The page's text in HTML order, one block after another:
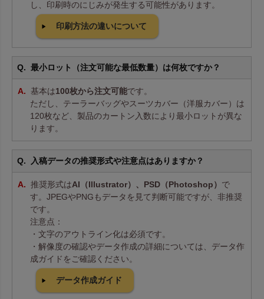
し、印刷時のにじみが発生する可能性があります。
印刷方法の違いについて
最小ロット（注文可能な最低数量）は何枚ですか？
基本は100枚から注文可能です。
ただし、テーラーバッグやスーツカバー（洋服カバー）は
120枚など、製品のカートン入数により最小ロットが異な
ります。
入稿データの推奨形式や注意点はありますか？
推奨形式はAI（Illustrator）、PSD（Photoshop） で
す。JPEGやPNGもデータを見て判断可能ですが、非推奨
です。
注意点：
・文字のアウトライン化は必須です。
・解像度の確認やデータ作成の詳細については、データ作
成ガイドをご確認ください。
データ作成ガイド